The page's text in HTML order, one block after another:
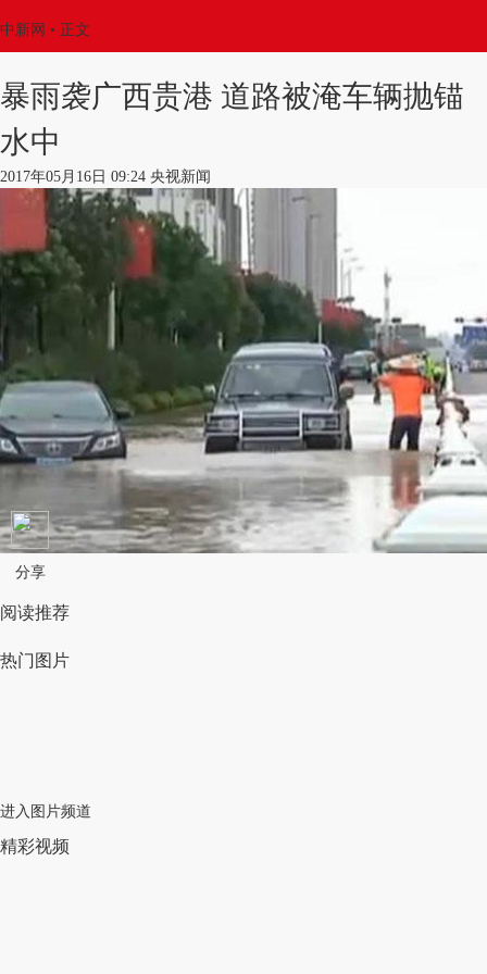
中新网 • 正文
暴雨袭广西贵港 道路被淹车辆抛锚
水中
2017年05月16日 09:24 央视新闻
分享
阅读推荐
热门图片
进入图片频道
精彩视频